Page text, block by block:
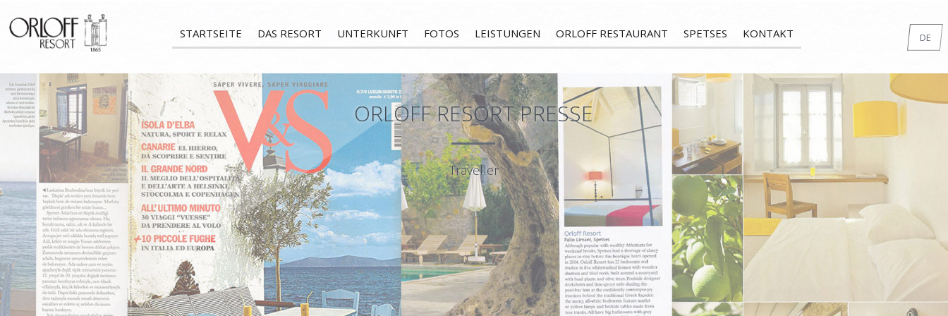
STARTSEITE DAS RESORT UNTERKUNFT FOTOS LEISTUNGEN ORLOFF RESTAURANT SPETSES KONTAKT
FR
DE
ORLOFF RESORT PRESSE
Traveller